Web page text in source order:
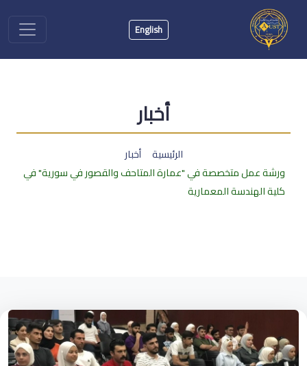
English
أخبار
الرئيسية
أخبار
ورشة عمل متخصصة في "عمارة المتاحف والقصور في سورية" في
كلية الهندسة المعمارية